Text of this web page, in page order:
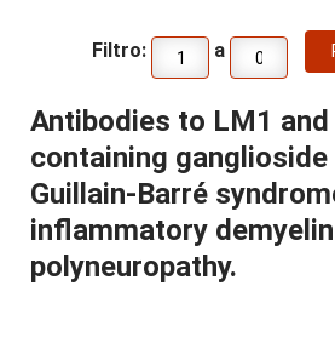
Filtro: a
Antibodies to LM1
containing
Guillain-Barré
inflammatory
polyneuropathy.